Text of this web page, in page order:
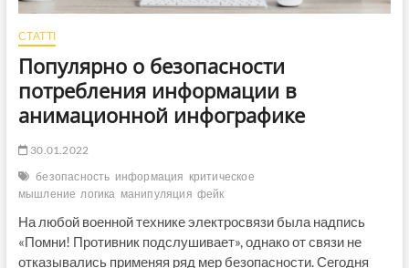
СТАТТІ
Популярно о безопасности
потребления информации в
анимационной инфографике
30.01.2022
безопасность информация критическое
мышление логика манипуляция фейк
На любой военной технике электросвязи была надпись
«Помни! Противник подслушивает», однако от связи не
отказывались применяя ряд мер безопасности. Сегодня